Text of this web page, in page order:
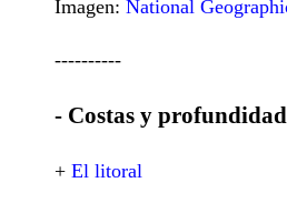
Imagen: National
----------
- Costas y
+ El litoral